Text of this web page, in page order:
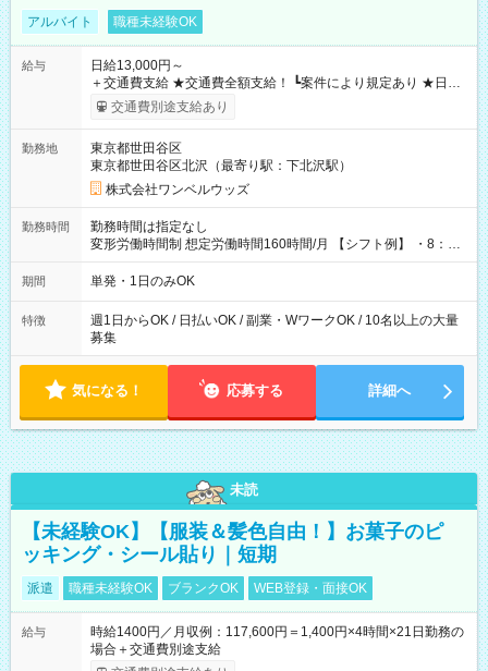
アルバイト 職種未経験OK
給与
日給13,000円～
＋交通費支給 ★交通費全額支給！ ┗案件により規定あり ★日払
いOK！（規定あり） ┗働いたその日に現金GET♪ お仕事後はコ
ンビニATMから 日払い分を引き落とせます！ 【試用期間】試
交通費別途支給あり
勤務地
東京都世田谷区
東京都世田谷区北沢（最寄り駅：下北沢駅）
株式会社ワンベルウッズ
勤務時間
勤務時間は指定なし
変形労働時間制 想定労働時間160時間/月 【シフト例】 ・8：00
～21：00
期間 単発・1日のみOK
特徴
週1日からOK / 日払いOK / 副業・WワークOK / 10名以上の大量
募集
気になる！ 応募する 詳細へ
未読
【未経験OK】【服装＆髪色自由！】お菓子のピ
ッキング・シール貼り｜短期
派遣 職種未経験OK ブランクOK WEB登録・面接OK
給与
時給1400円／月収例：117,600円＝1,400円×4時間×21日勤務の
場合＋交通費別途支給